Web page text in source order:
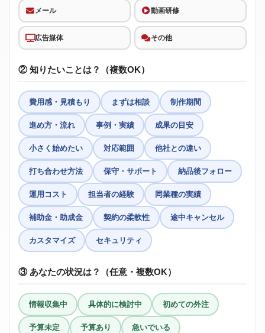
メール 動画研修
広告媒体 その他
② 知りたいことは？（複数OK）
費用感・見積もり まずは相談 制作期間
進め方・流れ 事例・実績 成果の目安
小さく始めたい 対応範囲 他社との違い
打ち合わせ方法 保守・サポート 納品後フォロー
運用コスト 担当者の経験 同業種の実績
補助金・助成金 契約の柔軟性 途中キャンセル
カスタマイズ セキュリティ
③ あなたの状況は？（任意・複数OK）
情報収集中 具体的に検討中 初めての外注
予算未定 予算あり 急いでいる